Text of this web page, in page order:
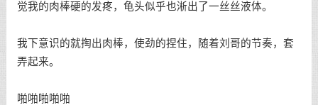
觉我的肉棒硬的发疼，龟头似乎也淅出了一丝丝液体。
我下意识的就掏出肉棒，使劲的捏住，随着刘哥的节奏，套
弄起来。
啪啪啪啪啪